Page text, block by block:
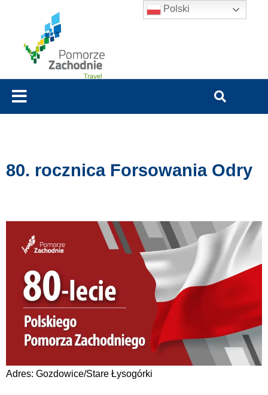
80. rocznica Forsowania Odry
Adres: Gozdowice/Stare Łysogórki
Polski